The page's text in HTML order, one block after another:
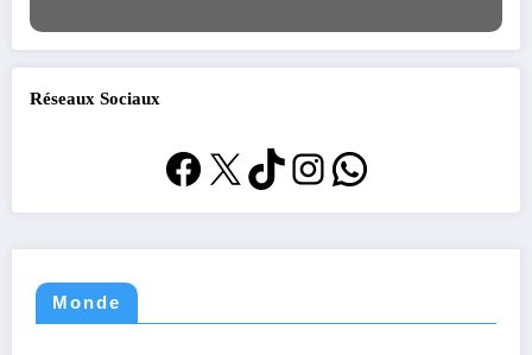
Réseaux Sociaux
Facebook
X TikTok
Instagram
WhatsApp
Monde